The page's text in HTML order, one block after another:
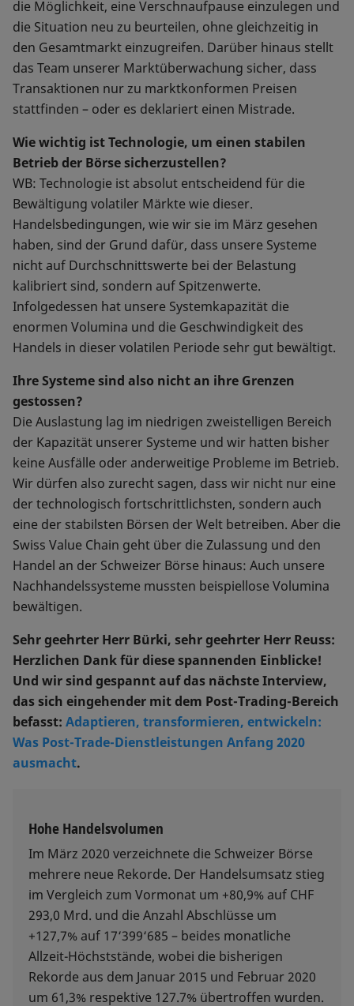
die Möglichkeit, eine Verschnaufpause einzulegen und
die Situation neu zu beurteilen, ohne gleichzeitig in
den Gesamtmarkt einzugreifen. Darüber hinaus stellt
das Team unserer Marktüberwachung sicher, dass
Transaktionen nur zu marktkonformen Preisen
stattfinden – oder es deklariert einen Mistrade.
Wie wichtig ist Technologie, um einen stabilen
Betrieb der Börse sicherzustellen?
WB: Technologie ist absolut entscheidend für die
Bewältigung volatiler Märkte wie dieser.
Handelsbedingungen, wie wir sie im März gesehen
haben, sind der Grund dafür, dass unsere Systeme
nicht auf Durchschnittswerte bei der Belastung
kalibriert sind, sondern auf Spitzenwerte.
Infolgedessen hat unsere Systemkapazität die
enormen Volumina und die Geschwindigkeit des
Handels in dieser volatilen Periode sehr gut bewältigt.
Ihre Systeme sind also nicht an ihre Grenzen
gestossen?
Die Auslastung lag im niedrigen zweistelligen Bereich
der Kapazität unserer Systeme und wir hatten bisher
keine Ausfälle oder anderweitige Probleme im Betrieb.
Wir dürfen also zurecht sagen, dass wir nicht nur eine
der technologisch fortschrittlichsten, sondern auch
eine der stabilsten Börsen der Welt betreiben. Aber die
Swiss Value Chain geht über die Zulassung und den
Handel an der Schweizer Börse hinaus: Auch unsere
Nachhandelssysteme mussten beispiellose Volumina
bewältigen.
Sehr geehrter Herr Bürki, sehr geehrter Herr Reuss:
Herzlichen Dank für diese spannenden Einblicke!
Und wir sind gespannt auf das nächste Interview,
das sich eingehender mit dem Post-Trading-Bereich
befasst: Adaptieren, transformieren, entwickeln:
Was Post-Trade-Dienstleistungen Anfang 2020
ausmacht.
Hohe Handelsvolumen
Im März 2020 verzeichnete die Schweizer Börse
mehrere neue Rekorde. Der Handelsumsatz stieg
im Vergleich zum Vormonat um +80,9% auf CHF
293,0 Mrd. und die Anzahl Abschlüsse um
+127,7% auf 17‘399‘685 – beides monatliche
Allzeit-Höchststände, wobei die bisherigen
Rekorde aus dem Januar 2015 und Februar 2020
um 61,3% respektive 127.7% übertroffen wurden.